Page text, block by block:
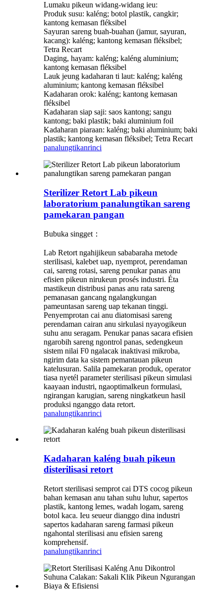
Lumaku pikeun widang-widang ieu:
Produk susu: kaléng; botol plastik, cangkir;
kantong kemasan fléksibel
Sayuran sareng buah-buahan (jamur, sayuran,
kacang): kaléng; kantong kemasan fléksibel;
Tetra Recart
Daging, hayam: kaléng; kaléng aluminium;
kantong kemasan fléksibel
Lauk jeung kadaharan ti laut: kaléng; kaléng
aluminium; kantong kemasan fléksibel
Kadaharan orok: kaléng; kantong kemasan
fléksibel
Kadaharan siap saji: saos kantong; sangu
kantong; baki plastik; baki aluminium foil
Kadaharan piaraan: kaléng; baki aluminium; baki
plastik; kantong kemasan fléksibel; Tetra Recart
panalungtikanrinci
Sterilizer Retort Lab pikeun
laboratorium panalungtikan sareng
pamekaran pangan
Bubuka singget：
Lab Retort ngahijikeun sababaraha metode
sterilisasi, kalebet uap, nyemprot, perendaman
cai, sareng rotasi, sareng penukar panas anu
efisien pikeun nirukeun prosés industri. Éta
mastikeun distribusi panas anu rata sareng
pemanasan gancang ngalangkungan
pameuntasan sareng uap tekanan tinggi.
Penyemprotan cai anu diatomisasi sareng
perendaman cairan anu sirkulasi nyayogikeun
suhu anu seragam. Penukar panas sacara efisien
ngarobih sareng ngontrol panas, sedengkeun
sistem nilai F0 ngalacak inaktivasi mikroba,
ngirim data ka sistem pemantauan pikeun
katelusuran. Salila pamekaran produk, operator
tiasa nyetél parameter sterilisasi pikeun simulasi
kaayaan industri, ngaoptimalkeun formulasi,
ngirangan karugian, sareng ningkatkeun hasil
produksi nganggo data retort.
panalungtikanrinci
Kadaharan kaléng buah pikeun
disterilisasi retort
Retort sterilisasi semprot cai DTS cocog pikeun
bahan kemasan anu tahan suhu luhur, sapertos
plastik, kantong lemes, wadah logam, sareng
botol kaca. Ieu seueur dianggo dina industri
sapertos kadaharan sareng farmasi pikeun
ngahontal sterilisasi anu efisien sareng
komprehensif.
panalungtikanrinci